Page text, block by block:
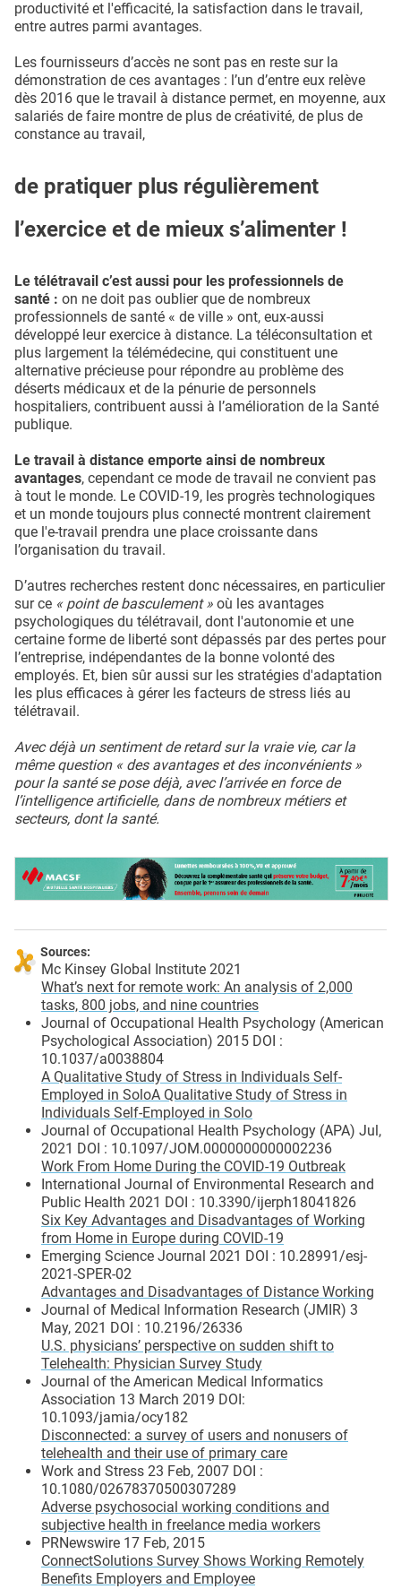
productivité et l'efficacité, la satisfaction dans le travail,
entre autres parmi avantages.
Les fournisseurs d’accès ne sont pas en reste sur la
démonstration de ces avantages : l’un d’entre eux relève
dès 2016 que le travail à distance permet, en moyenne, aux
salariés de faire montre de plus de créativité, de plus de
constance au travail,
de pratiquer plus régulièrement
l’exercice et de mieux s’alimenter !
Le télétravail c’est aussi pour les professionnels de
santé : on ne doit pas oublier que de nombreux
professionnels de santé « de ville » ont, eux-aussi
développé leur exercice à distance. La téléconsultation et
plus largement la télémédecine, qui constituent une
alternative précieuse pour répondre au problème des
déserts médicaux et de la pénurie de personnels
hospitaliers, contribuent aussi à l’amélioration de la Santé
publique.
Le travail à distance emporte ainsi de nombreux
avantages, cependant ce mode de travail ne convient pas
à tout le monde. Le COVID-19, les progrès technologiques
et un monde toujours plus connecté montrent clairement
que l'e-travail prendra une place croissante dans
l’organisation du travail.
D’autres recherches restent donc nécessaires, en particulier
sur ce « point de basculement » où les avantages
psychologiques du télétravail, dont l'autonomie et une
certaine forme de liberté sont dépassés par des pertes pour
l’entreprise, indépendantes de la bonne volonté des
employés. Et, bien sûr aussi sur les stratégies d'adaptation
les plus efficaces à gérer les facteurs de stress liés au
télétravail.
Avec déjà un sentiment de retard sur la vraie vie, car la
même question « des avantages et des inconvénients »
pour la santé se pose déjà, avec l’arrivée en force de
l’intelligence artificielle, dans de nombreux métiers et
secteurs, dont la santé.
Sources:
Mc Kinsey Global Institute 2021
What’s next for remote work: An analysis of 2,000
tasks, 800 jobs, and nine countries
Journal of Occupational Health Psychology (American
Psychological Association) 2015 DOI :
10.1037/a0038804
A Qualitative Study of Stress in Individuals Self-
Employed in SoloA Qualitative Study of Stress in
Individuals Self-Employed in Solo
Journal of Occupational Health Psychology (APA) Jul,
2021 DOI : 10.1097/JOM.0000000000002236
Work From Home During the COVID-19 Outbreak
International Journal of Environmental Research and
Public Health 2021 DOI : 10.3390/ijerph18041826
Six Key Advantages and Disadvantages of Working
from Home in Europe during COVID-19
Emerging Science Journal 2021 DOI : 10.28991/esj-
2021-SPER-02
Advantages and Disadvantages of Distance Working
Journal of Medical Information Research (JMIR) 3
May, 2021 DOI : 10.2196/26336
U.S. physicians’ perspective on sudden shift to
Telehealth: Physician Survey Study
Journal of the American Medical Informatics
Association 13 March 2019 DOI:
10.1093/jamia/ocy182
Disconnected: a survey of users and nonusers of
telehealth and their use of primary care
Work and Stress 23 Feb, 2007 DOI :
10.1080/02678370500307289
Adverse psychosocial working conditions and
subjective health in freelance media workers
PRNewswire 17 Feb, 2015
ConnectSolutions Survey Shows Working Remotely
Benefits Employers and Employee